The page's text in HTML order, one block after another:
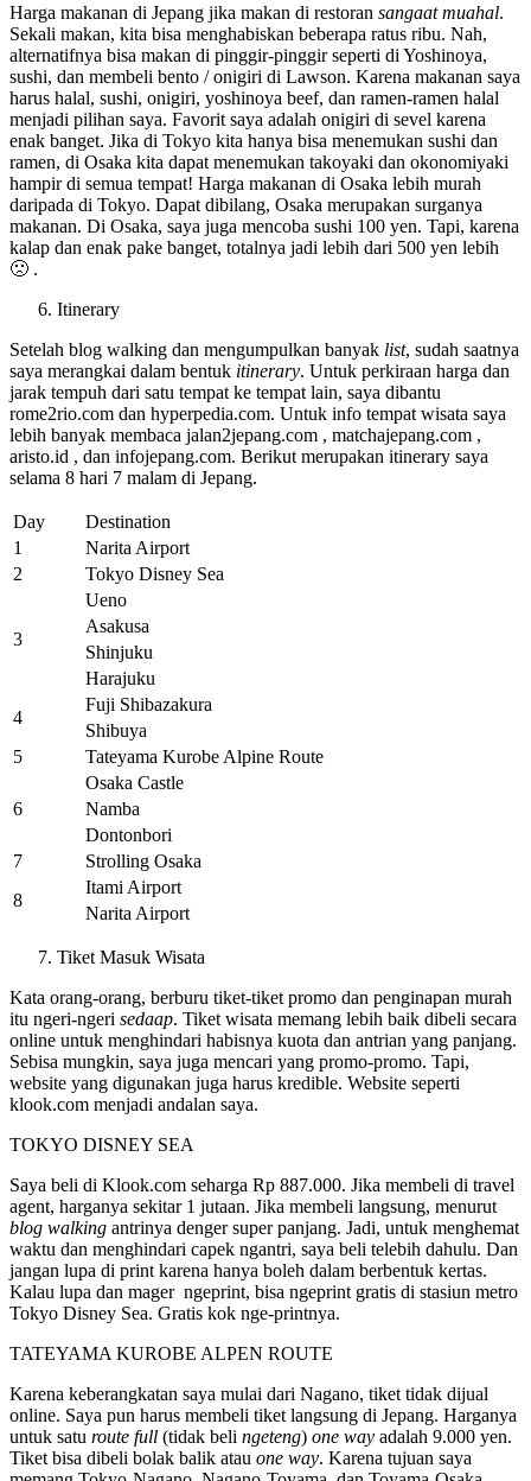
Harga makanan di Jepang jika makan di restoran sangaat muahal.
Sekali makan, kita bisa menghabiskan beberapa ratus ribu. Nah,
alternatifnya bisa makan di pinggir-pinggir seperti di Yoshinoya,
sushi, dan membeli bento / onigiri di Lawson. Karena makanan saya
harus halal, sushi, onigiri, yoshinoya beef, dan ramen-ramen halal
menjadi pilihan saya. Favorit saya adalah onigiri di sevel karena
enak banget. Jika di Tokyo kita hanya bisa menemukan sushi dan
ramen, di Osaka kita dapat menemukan takoyaki dan okonomiyaki
hampir di semua tempat! Harga makanan di Osaka lebih murah
daripada di Tokyo. Dapat dibilang, Osaka merupakan surganya
makanan. Di Osaka, saya juga mencoba sushi 100 yen. Tapi, karena
kalap dan enak pake banget, totalnya jadi lebih dari 500 yen lebih
🙁 .
Itinerary
Setelah blog walking dan mengumpulkan banyak list, sudah saatnya
saya merangkai dalam bentuk itinerary. Untuk perkiraan harga dan
jarak tempuh dari satu tempat ke tempat lain, saya dibantu
rome2rio.com dan hyperpedia.com. Untuk info tempat wisata saya
lebih banyak membaca jalan2jepang.com , matchajepang.com ,
aristo.id , dan infojepang.com. Berikut merupakan itinerary saya
selama 8 hari 7 malam di Jepang.
Day
Destination
1
Narita Airport
2
Tokyo Disney Sea
3
Ueno
Asakusa
Shinjuku
Harajuku
4
Fuji Shibazakura
Shibuya
5
Tateyama Kurobe Alpine Route
6
Osaka Castle
Namba
Dontonbori
7
Strolling Osaka
8
Itami Airport
Narita Airport
Tiket Masuk Wisata
Kata orang-orang, berburu tiket-tiket promo dan penginapan murah
itu ngeri-ngeri sedaap. Tiket wisata memang lebih baik dibeli secara
online untuk menghindari habisnya kuota dan antrian yang panjang.
Sebisa mungkin, saya juga mencari yang promo-promo. Tapi,
website yang digunakan juga harus kredible. Website seperti
klook.com menjadi andalan saya.
TOKYO DISNEY SEA
Saya beli di Klook.com seharga Rp 887.000. Jika membeli di travel
agent, harganya sekitar 1 jutaan. Jika membeli langsung, menurut
blog walking antrinya denger super panjang. Jadi, untuk menghemat
waktu dan menghindari capek ngantri, saya beli telebih dahulu. Dan
jangan lupa di print karena hanya boleh dalam berbentuk kertas.
Kalau lupa dan mager ngeprint, bisa ngeprint gratis di stasiun metro
Tokyo Disney Sea. Gratis kok nge-printnya.
TATEYAMA KUROBE ALPEN ROUTE
Karena keberangkatan saya mulai dari Nagano, tiket tidak dijual
online. Saya pun harus membeli tiket langsung di Jepang. Harganya
untuk satu route full (tidak beli ngeteng) one way adalah 9.000 yen.
Tiket bisa dibeli bolak balik atau one way. Karena tujuan saya